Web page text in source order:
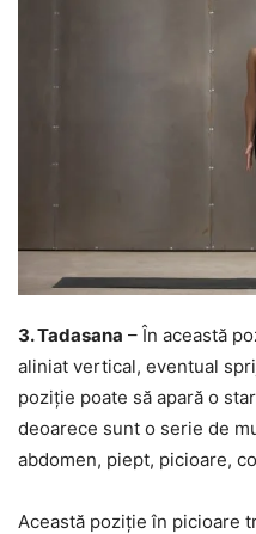
3. Tadasana – În această
aliniat vertical, eventual
poziție poate să apară o
deoarece sunt o serie de
abdomen, piept, picioare,
Această poziție în picioare